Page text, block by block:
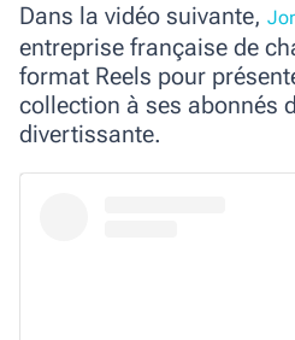
Dans la vidéo suivante,
entreprise française de
format Reels pour
collection à ses abonnés
divertissante.